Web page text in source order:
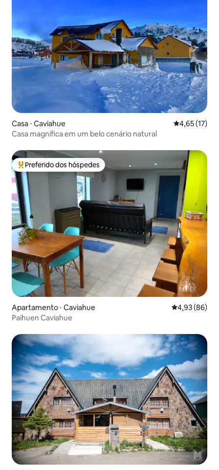
Casa ⋅ Caviahue 4,65 de uma
4,65 (17)
Casa magnífica em um belo cenário natural
Entre os melhores preferidos dos hóspedes
Preferido dos hóspedes
Apartamento ⋅ Caviahue 4,93 de uma
4,93 (86)
Paihuen Caviahue